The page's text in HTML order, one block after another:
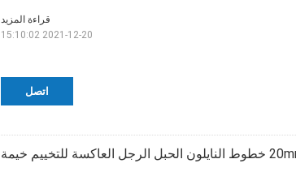
اتصل
قراءة المزيد
2021-12-20 15:10:02